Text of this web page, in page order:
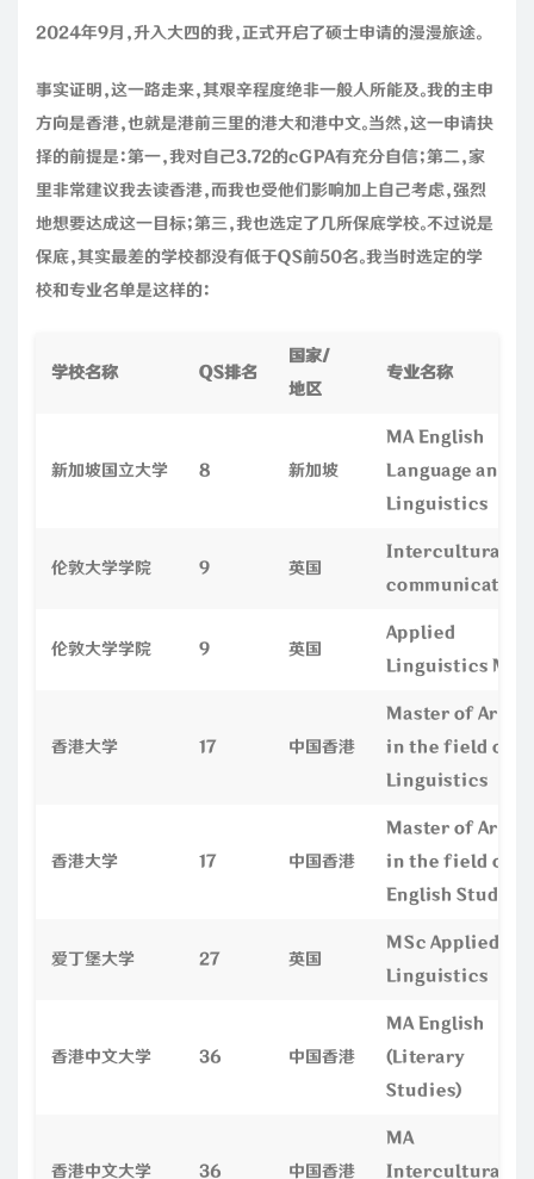
2024年9月，升入大四的我，正式开启了硕士申请的漫漫旅途。
事实证明，这一路走来，其艰辛程度绝非一般人所能及。我的主申
方向是香港，也就是港前三里的港大和港中文。当然，这一申请抉
择的前提是：第一，我对自己3.72的cGPA有充分自信；第二，家
里非常建议我去读香港，而我也受他们影响加上自己考虑，强烈
地想要达成这一目标；第三，我也选定了几所保底学校。不过说是
保底，其实最差的学校都没有低于QS前50名。我当时选定的学
校和专业名单是这样的：
学校名称 QS排名
国家/
地区
专业名称
新加坡国立大学 8 新加坡
MA English
Language and
Linguistics
伦敦大学学院 9 英国
Intercultural
communication
伦敦大学学院 9 英国
Applied
Linguistics MA
香港大学 17 中国香港
Master of Arts
in the field of
Linguistics
香港大学 17 中国香港
Master of Arts
in the field of
English Studies
爱丁堡大学 27 英国
MSc Applied
Linguistics
香港中文大学 36 中国香港
MA English
(Literary
Studies)
香港中文大学 36 中国香港
MA
Intercultural